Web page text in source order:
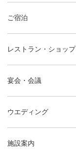
ご宿泊
レストラン・ショップ
宴会・会議
ウエディング
施設案内